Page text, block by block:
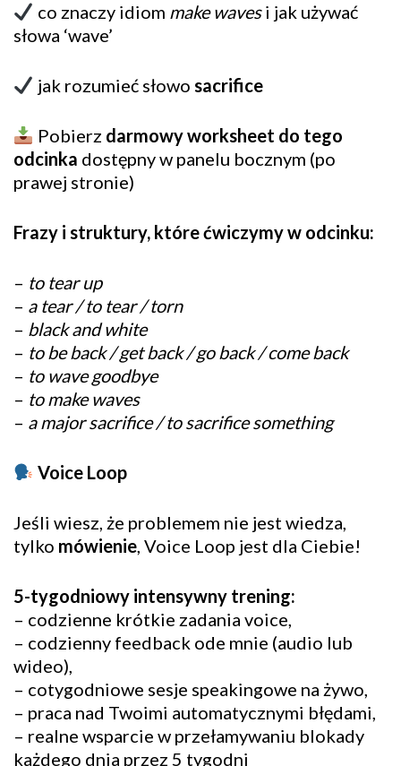
co znaczy idiom make wavesi jak używać
słowa ‘wave’
jak rozumieć słowo sacrifice
Pobierz darmowy worksheet do tego
odcinka dostępny w panelu bocznym (po
prawej stronie)
Frazy i struktury, które ćwiczymy w odcinku:
– to tear up
– a tear / to tear / torn
– black and white
– to be back / get back / go back / come back
– to wave goodbye
– to make waves
– a major sacrifice / to sacrifice something
Voice Loop
Jeśli wiesz, że problemem nie jest wiedza,
tylko mówienie, Voice Loop jest dla Ciebie!
5-tygodniowy intensywny trening:
– codzienne krótkie zadania voice,
– codzienny feedback ode mnie (audio lub
wideo),
– cotygodniowe sesje speakingowe na żywo,
– praca nad Twoimi automatycznymi błędami,
– realne wsparcie w przełamywaniu blokady
każdego dnia przez 5 tygodni